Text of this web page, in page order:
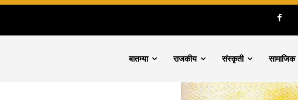
बातम्या राजकीय संस्कृती सामाजिक